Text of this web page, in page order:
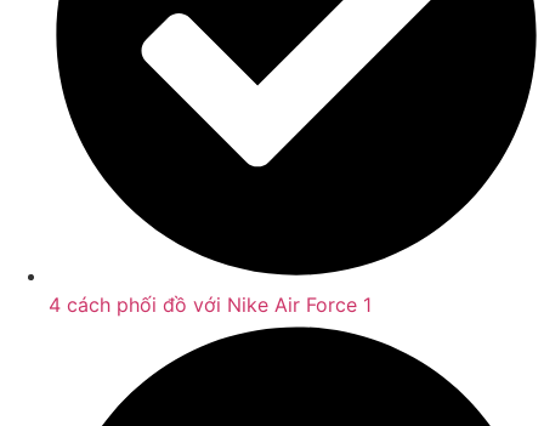
4 cách phối đồ với Nike Air Force 1